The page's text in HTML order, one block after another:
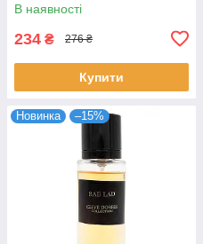
В наявності
234 ₴ 276 ₴
Купити
Новинка –15%